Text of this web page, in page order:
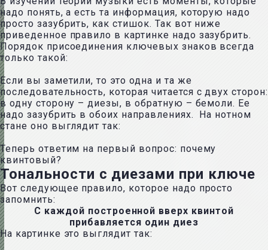
надо понять, а есть та информация, которую надо
просто зазубрить, как стишок. Так вот ниже
приведенное правило в картинке надо зазубрить.
Порядок присоединения ключевых знаков всегда
только такой:
Если вы заметили, то это одна и та же
последовательность, которая читается с двух сторон:
в одну сторону – диезы, в обратную – бемоли. Ее
надо зазубрить в обоих направлениях. На нотном
стане оно выглядит так:
Теперь ответим на первый вопрос: почему
квинтовый?
Тональности с диезами при ключе
Вот следующее правило, которое надо просто
запомнить:
С каждой построенной вверх квинтой
прибавляется один диез
На картинке это выглядит так: